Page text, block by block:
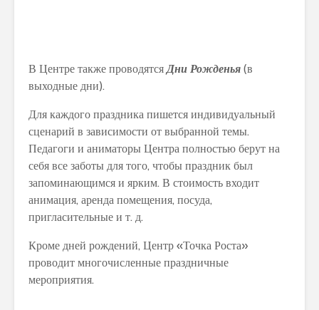
В Центре также проводятсяДни Рожденья (в
выходные дни).
Для каждого праздника пишется индивидуальный
сценарий в зависимости от выбранной темы.
Педагоги и аниматоры Центра полностью берут на
себя все заботы для того, чтобы праздник был
запоминающимся и ярким. В стоимость входит
анимация, аренда помещения, посуда,
пригласительные и т. д.
Кроме дней рождений, Центр «Точка Роста»
проводит многочисленные праздничные
мероприятия.